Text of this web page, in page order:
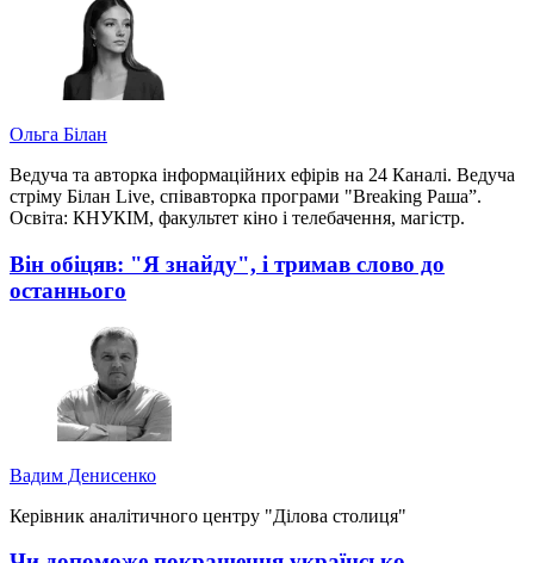
Ольга Білан
Ведуча та авторка інформаційних ефірів на 24 Каналі. Ведуча
стріму Білан Live, співавторка програми "Breaking Раша”.
Освіта: КНУКІМ, факультет кіно і телебачення, магістр.
Він обіцяв: "Я знайду", і тримав слово до
останнього
Вадим Денисенко
Керівник аналітичного центру "Ділова столиця"